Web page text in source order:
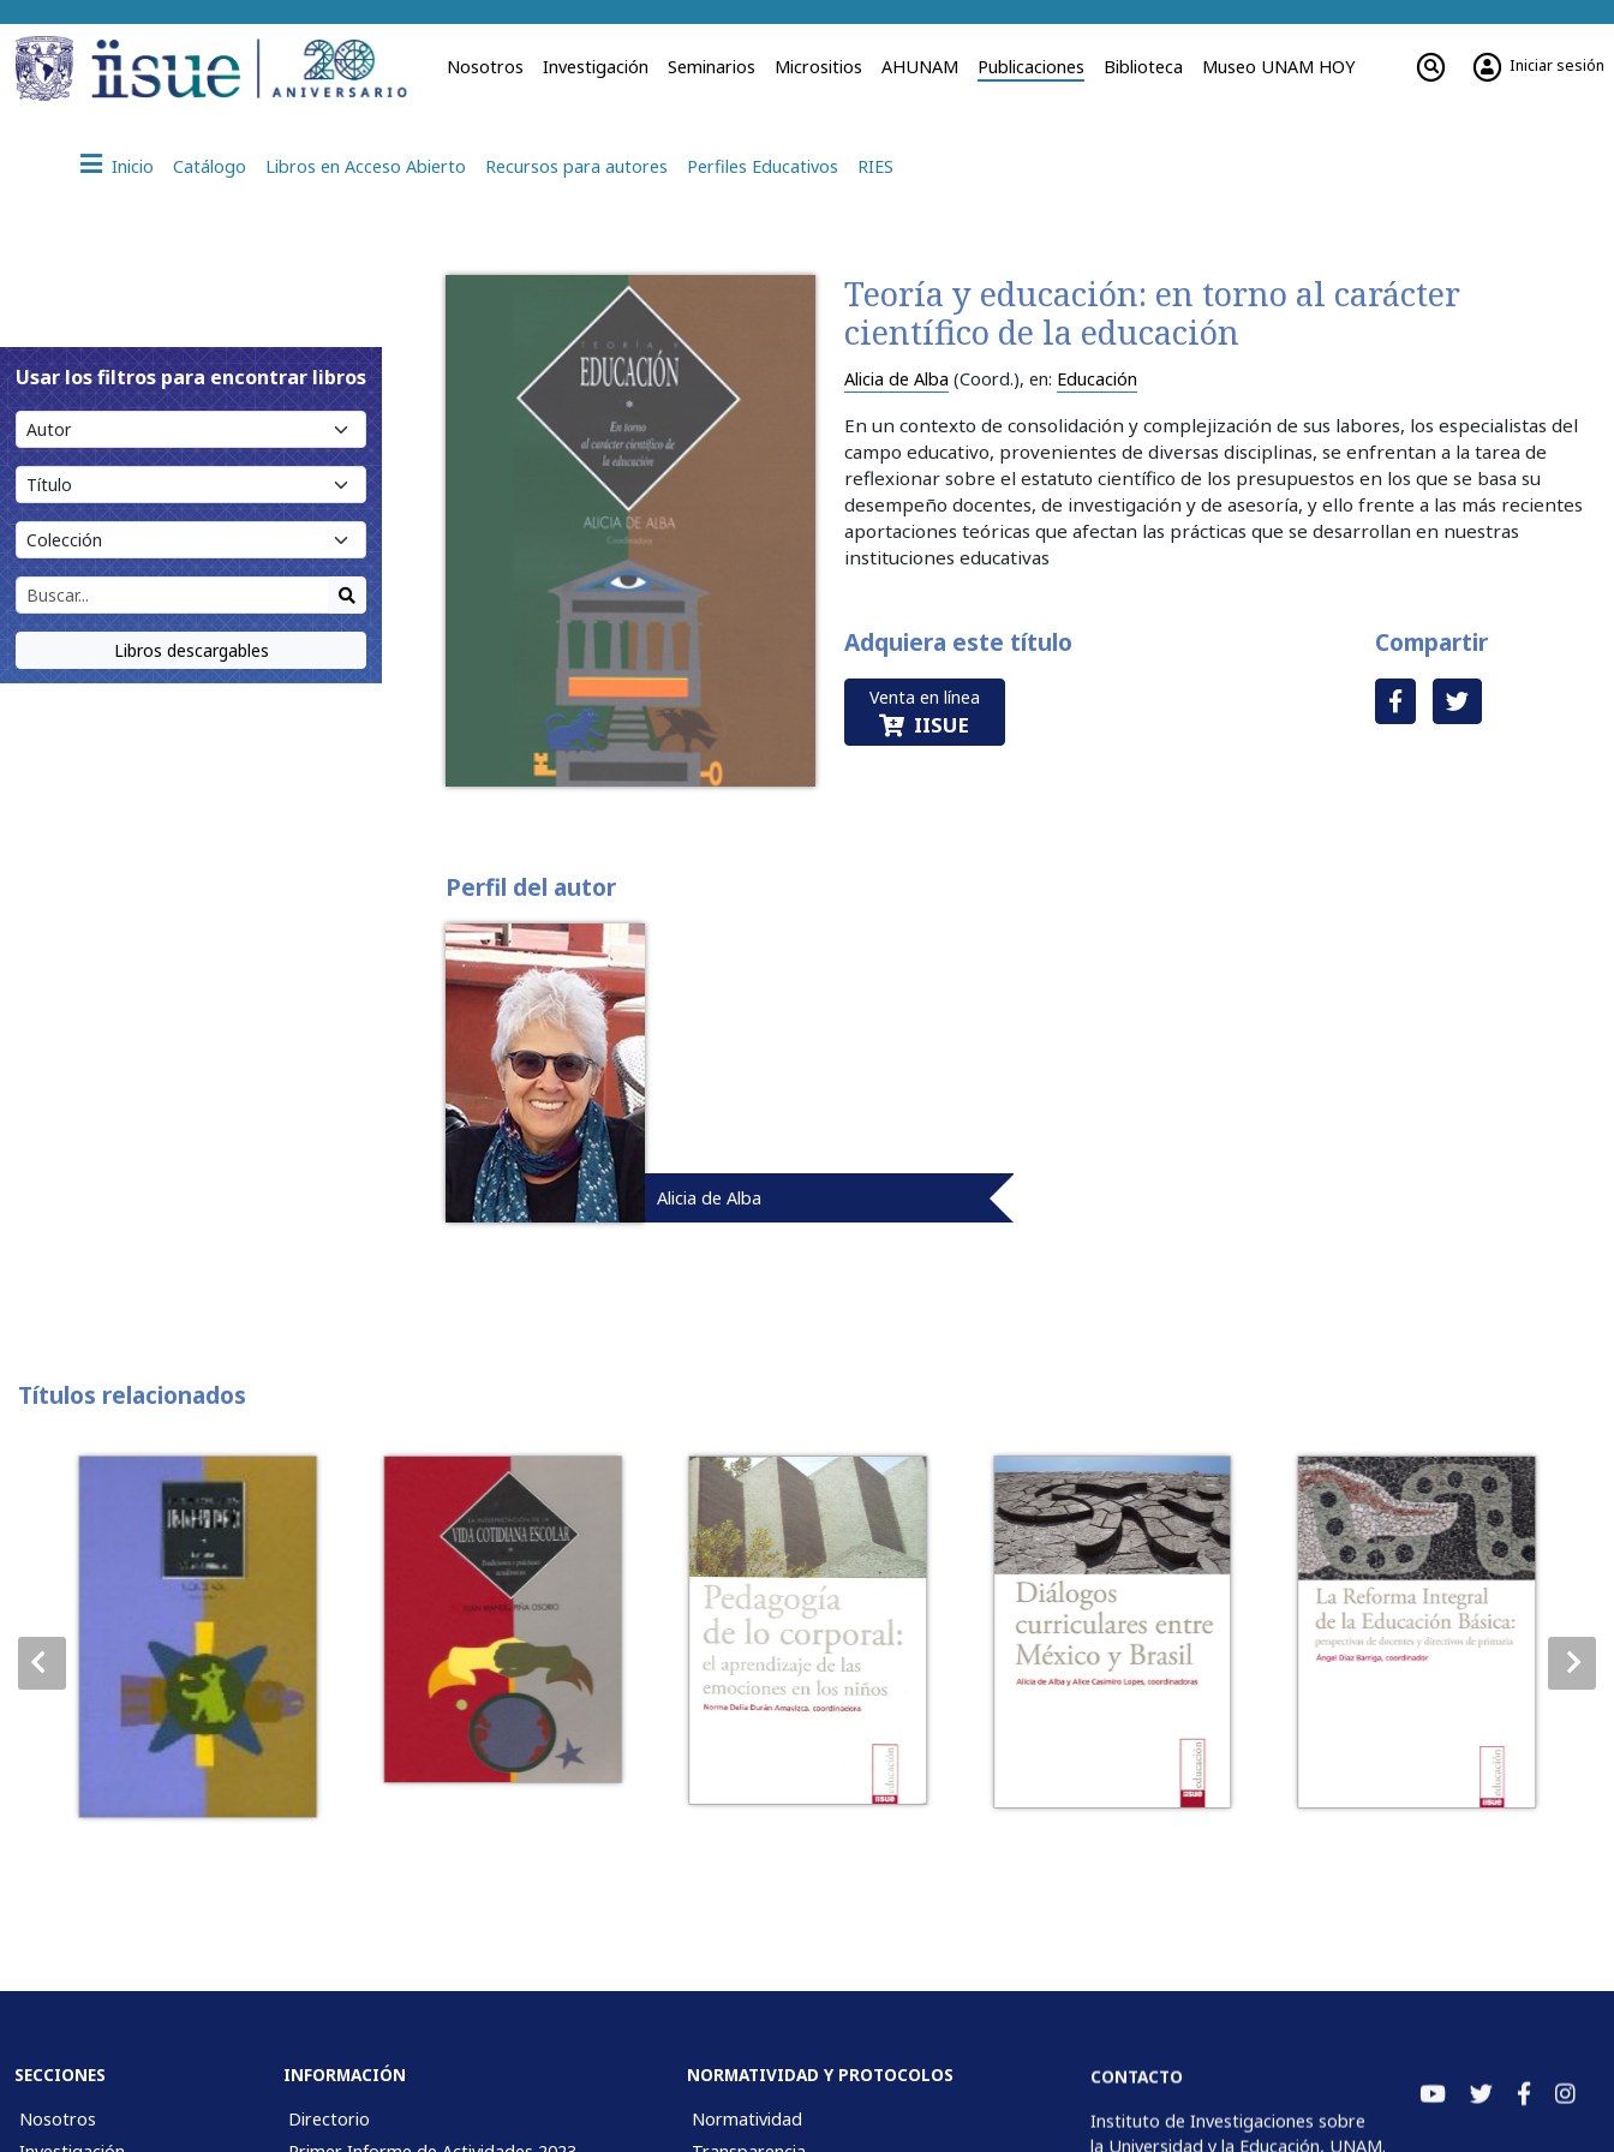
Nosotros Investigación Seminarios Micrositios AHUNAM Publicaciones Biblioteca Museo UNAM HOY Iniciar sesión
Inicio Catálogo Libros en Acceso Abierto Recursos para autores Perfiles Educativos RIES
Usar los filtros para encontrar libros
Libros descargables
Teoría y educación: en torno al carácter
científico de la educación
Alicia de Alba (Coord.), en: Educación
En un contexto de consolidación y complejización de sus labores, los especialistas del
campo educativo, provenientes de diversas disciplinas, se enfrentan a la tarea de
reflexionar sobre el estatuto científico de los presupuestos en los que se basa su
desempeño docentes, de investigación y de asesoría, y ello frente a las más recientes
aportaciones teóricas que afectan las prácticas que se desarrollan en nuestras
instituciones educativas
Adquiera este título
Venta en línea
IISUE
Compartir
Perfil del autor
Alicia de Alba
Títulos relacionados
SECCIONES
Nosotros
INFORMACIÓN
Directorio
NORMATIVIDAD Y PROTOCOLOS
Normatividad
CONTACTO
Instituto de Investigaciones sobre
la Universidad y la Educación, UNAM.